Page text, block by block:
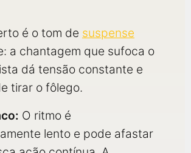
é o tom de suspense
a chantagem que sufoca o
dá tensão constante e
tirar o fôlego.
O ritmo é
lento e pode afastar